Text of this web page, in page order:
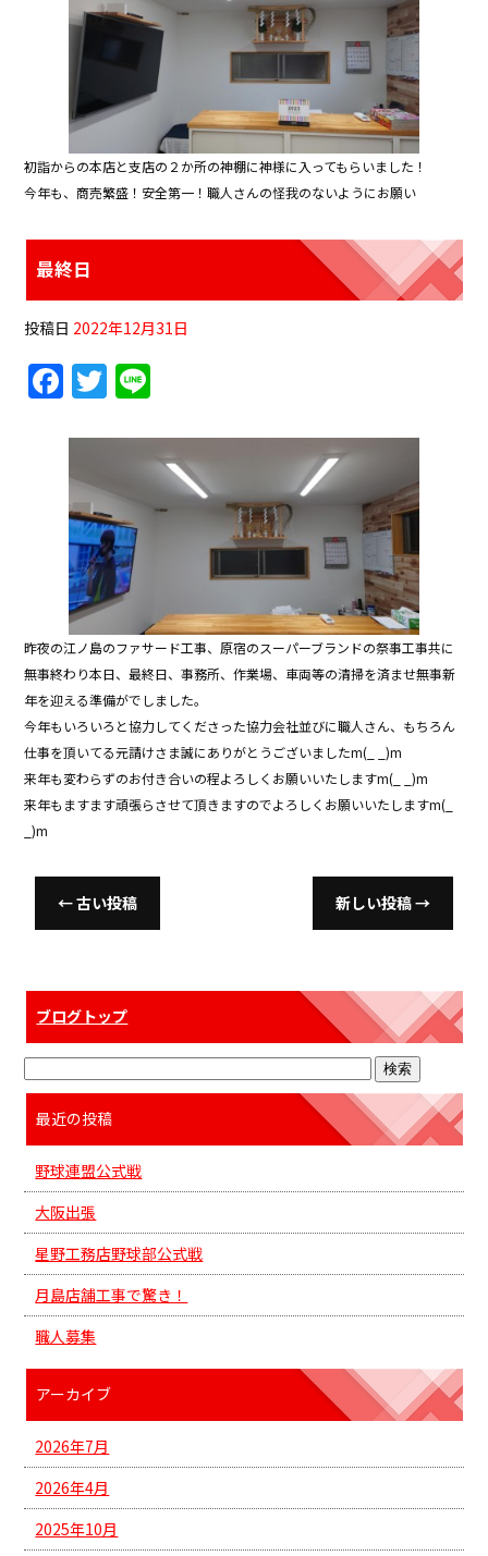
初詣からの本店と支店の２か所の神棚に神様に入ってもらいました！
今年も、商売繁盛！安全第一！職人さんの怪我のないようにお願い
最終日
投稿日 2022年12月31日
F
a
c
e
b
o
o
k
T
w
itt
er
e
昨夜の江ノ島のファサード工事、原宿のスーパーブランドの祭事工事共に
無事終わり本日、最終日、事務所、作業場、車両等の清掃を済ませ無事新
年を迎える準備がでしました。
今年もいろいろと協力してくださった協力会社並びに職人さん、もちろん
仕事を頂いてる元請けさま誠にありがとうございましたm(_ _)m
来年も変わらずのお付き合いの程よろしくお願いいたしますm(_ _)m
来年もますます頑張らさせて頂きますのでよろしくお願いいたしますm(_
_)m
←古い投稿 新しい投稿→
ブログトップ
最近の投稿
野球連盟公式戦
大阪出張
星野工務店野球部公式戦
月島店舗工事で驚き！
職人募集
アーカイブ
2026年7月
2026年4月
2025年10月